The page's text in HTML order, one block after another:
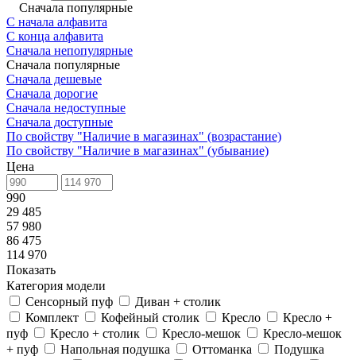
Сначала популярные
С начала алфавита
С конца алфавита
Сначала непопулярные
Сначала популярные
Сначала дешевые
Сначала дорогие
Сначала недоступные
Сначала доступные
По свойству "Наличие в магазинах" (возрастание)
По свойству "Наличие в магазинах" (убывание)
Цена
990
29 485
57 980
86 475
114 970
Показать
Категория модели
Сенсорный пуф
Диван + столик
Комплект
Кофейный столик Кресло
Кресло +
пуф
Кресло + столик Кресло-мешок
Кресло-мешок
+ пуф
Напольная подушка Оттоманка
Подушка